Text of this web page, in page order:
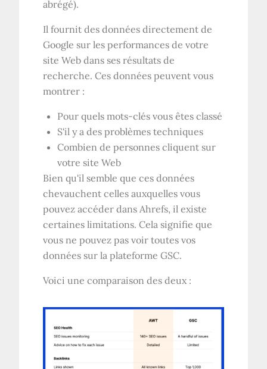
abrégé).
Il fournit des données directement de
Google sur les performances de votre
site Web dans ses résultats de
recherche. Ces données peuvent vous
montrer :
Pour quels mots-clés vous êtes classé
S'il y a des problèmes techniques
Combien de personnes cliquent sur
votre site Web
Bien qu'il semble que ces données
chevauchent celles auxquelles vous
pouvez accéder dans Ahrefs, il existe
certaines limitations. Cela signifie que
vous ne pouvez pas voir toutes vos
données sur la plateforme GSC.
Voici une comparaison des deux :